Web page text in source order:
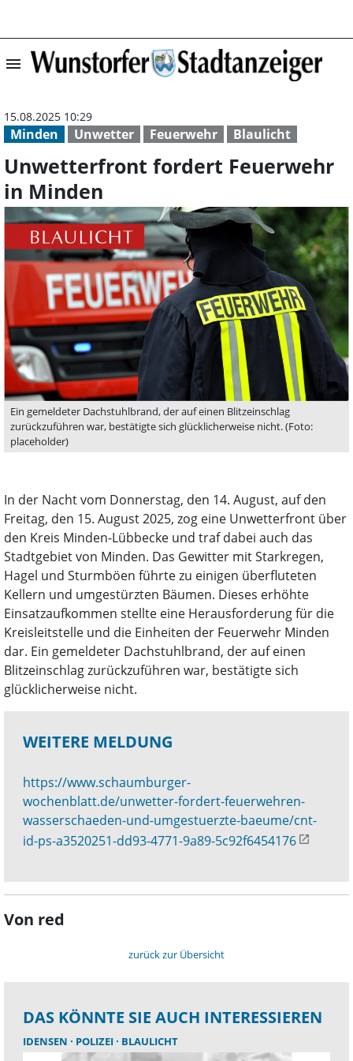
menu Unwetterfront
Minden Unwetter Feuerwehr Blaulicht
15.08.2025 10:29
Unwetterfront fordert Feuerwehr
in Minden
Ein gemeldeter Dachstuhlbrand, der auf einen Blitzeinschlag
zurückzuführen war, bestätigte sich glücklicherweise nicht. (Foto:
placeholder)
In der Nacht vom Donnerstag, den 14. August, auf den
Freitag, den 15. August 2025, zog eine Unwetterfront über
den Kreis Minden-Lübbecke und traf dabei auch das
Stadtgebiet von Minden. Das Gewitter mit Starkregen,
Hagel und Sturmböen führte zu einigen überfluteten
Kellern und umgestürzten Bäumen. Dieses erhöhte
Einsatzaufkommen stellte eine Herausforderung für die
Kreisleitstelle und die Einheiten der Feuerwehr Minden
dar. Ein gemeldeter Dachstuhlbrand, der auf einen
Blitzeinschlag zurückzuführen war, bestätigte sich
glücklicherweise nicht.
WEITERE MELDUNG
https://www.schaumburger-
wochenblatt.de/unwetter-fordert-feuerwehren-
wasserschaeden-und-umgestuerzte-baeume/cnt-
id-ps-a3520251-dd93-4771-9a89-5c92f6454176
Von red
zurück zur Übersicht
DAS KÖNNTE SIE AUCH INTERESSIEREN
IDENSEN POLIZEI BLAULICHT